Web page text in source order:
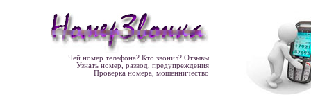
Чей номер телефона? Кто звонил? Отзывы
Узнать номер, развод, предупреждения
Проверка номера, мошенничество